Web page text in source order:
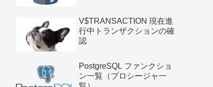
V$TRANSACTION 現在進
行中トランザクションの確
認
PostgreSQL ファンクショ
ン一覧（プロシージャ一